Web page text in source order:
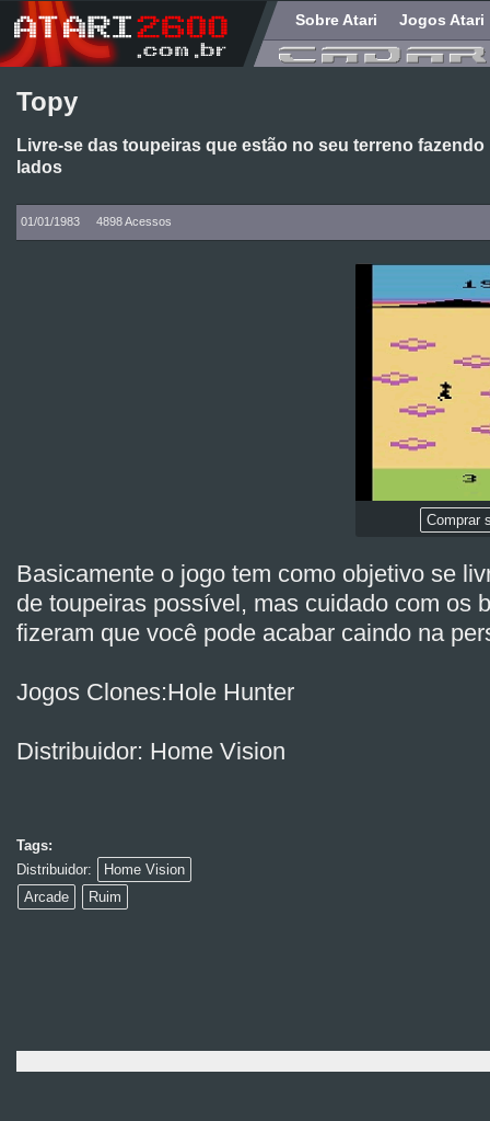
Sobre Atari Jogos Atari
Topy
Livre-se das toupeiras que estão no seu terreno
lados
01/01/1983 4898 Acessos
Comprar
Basicamente o jogo tem como objetivo se
de toupeiras possível, mas cuidado com os
fizeram que você pode acabar caindo na
Jogos Clones:Hole Hunter
Distribuidor: Home Vision
Tags:
Distribuidor:
Home Vision
Arcade
Ruim